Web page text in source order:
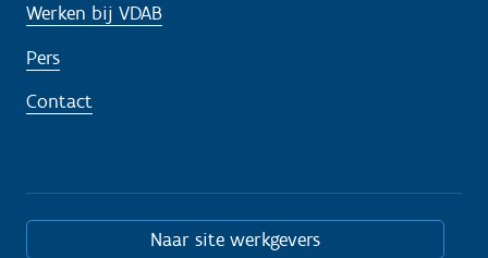
Werken bij VDAB
Pers
Contact
Naar site werkgevers